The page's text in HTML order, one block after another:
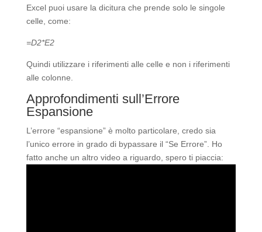
Excel puoi usare la dicitura che prende solo le singole
celle, come:
=D2*E2
Quindi utilizzare i riferimenti alle celle e non i riferimenti
alle colonne.
Approfondimenti sull’Errore
Espansione
L’errore “espansione” è molto particolare, credo sia
l’unico errore in grado di bypassare il “Se Errore”. Ho
fatto anche un altro video a riguardo, spero ti piaccia: